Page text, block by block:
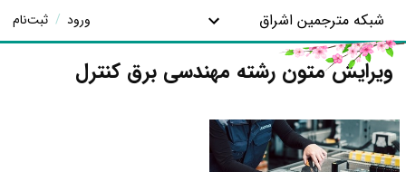
شبکه مترجمین اشراق ورود / ثبت‌نام
ویرایش متون رشته مهندسی برق کنترل